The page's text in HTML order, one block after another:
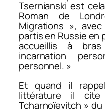
Tsernianski est
Roman de
Migrations »,
partis en Russie en
accueillis à
incarnation
personnel. »
Et quand il
littérature il
Tcharnoïevitch » du